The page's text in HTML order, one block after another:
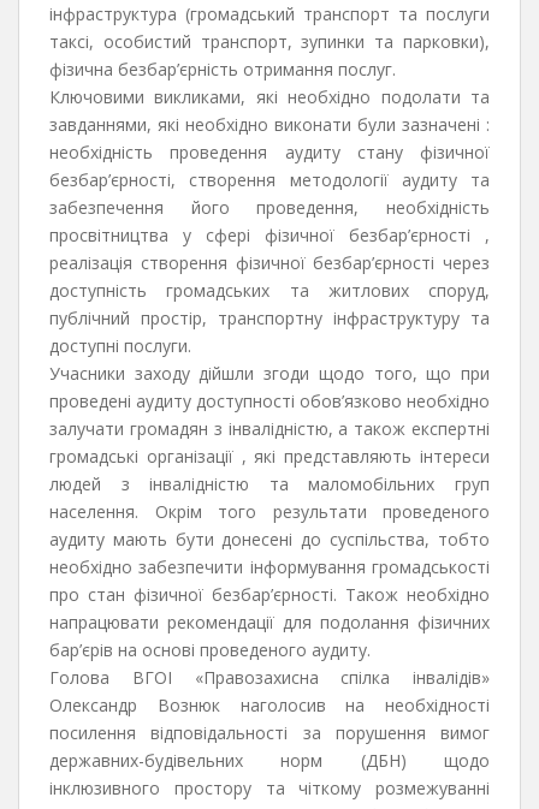
інфраструктура (громадський транспорт та послуги
таксі, особистий транспорт, зупинки та парковки),
фізична безбар’єрність отримання послуг.
Ключовими викликами, які необхідно подолати та
завданнями, які необхідно виконати були зазначені :
необхідність проведення аудиту стану фізичної
безбар’єрності, створення методології аудиту та
забезпечення його проведення, необхідність
просвітництва у сфері фізичної безбар’єрності ,
реалізація створення фізичної безбар’єрності через
доступність громадських та житлових споруд,
публічний простір, транспортну інфраструктуру та
доступні послуги.
Учасники заходу дійшли згоди щодо того, що при
проведені аудиту доступності обов’язково необхідно
залучати громадян з інвалідністю, а також експертні
громадські організації , які представляють інтереси
людей з інвалідністю та маломобільних груп
населення. Окрім того результати проведеного
аудиту мають бути донесені до суспільства, тобто
необхідно забезпечити інформування громадськості
про стан фізичної безбар’єрності. Також необхідно
напрацювати рекомендації для подолання фізичних
бар’єрів на основі проведеного аудиту.
Голова ВГОІ «Правозахисна спілка інвалідів»
Олександр Вознюк наголосив на необхідності
посилення відповідальності за порушення вимог
державних-будівельних норм (ДБН) щодо
інклюзивного простору та чіткому розмежуванні